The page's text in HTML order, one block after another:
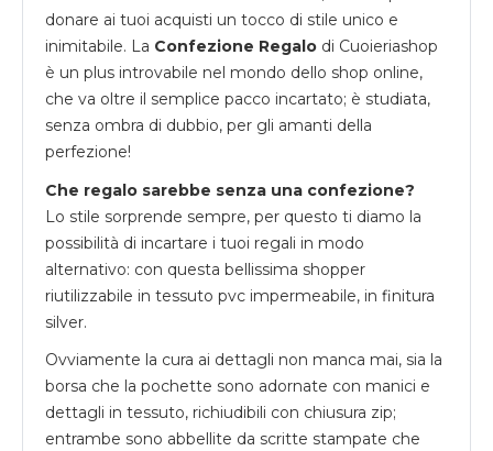
donare ai tuoi acquisti un tocco di stile unico e
inimitabile. La Confezione Regalo di Cuoieriashop
è un plus introvabile nel mondo dello shop online,
che va oltre il semplice pacco incartato; è studiata,
senza ombra di dubbio, per gli amanti della
perfezione!
Che regalo sarebbe senza una confezione?
Lo stile sorprende sempre, per questo ti diamo la
possibilità di incartare i tuoi regali in modo
alternativo: con questa bellissima shopper
riutilizzabile in tessuto pvc impermeabile, in finitura
silver.
Ovviamente la cura ai dettagli non manca mai, sia la
borsa che la pochette sono adornate con manici e
dettagli in tessuto, richiudibili con chiusura zip;
entrambe sono abbellite da scritte stampate che